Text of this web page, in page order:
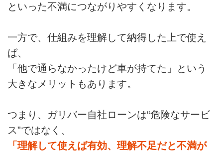
といった不満につながりやすくなります。
一方で、仕組みを理解して納得した上で使え
ば、
「他で通らなかったけど車が持てた」という
大きなメリットもあります。
つまり、ガリバー自社ローンは“危険なサービ
ス”ではなく、
「理解して使えば有効、理解不足だと不満が